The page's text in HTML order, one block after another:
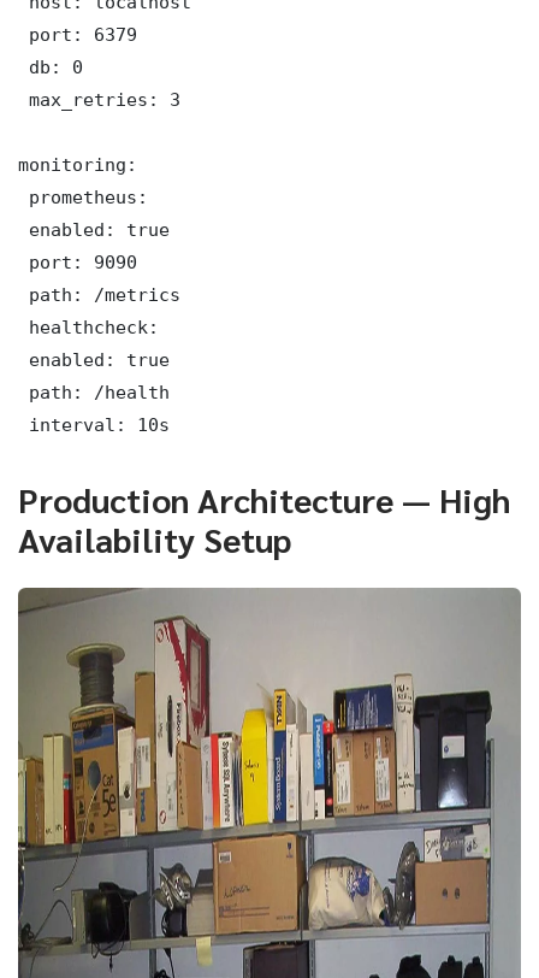
port: 6379
db: 0
max_retries: 3
monitoring:
prometheus:
enabled: true
port: 9090
path: /metrics
healthcheck:
enabled: true
path: /health
interval: 10s
Production Architecture — High
Availability Setup